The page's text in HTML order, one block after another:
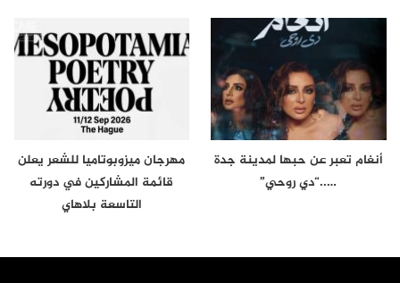
أنغام تعبر عن حبها لمدينة جدة
…..“دي روحي”
مهرجان ميزوبوتاميا للشعر يعلن
قائمة المشاركين في دورته
التاسعة بلاهاي